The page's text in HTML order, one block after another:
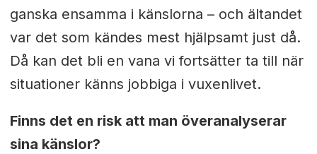
ganska ensamma i känslorna – och ältandet
var det som kändes mest hjälpsamt just då.
Då kan det bli en vana vi fortsätter ta till när
situationer känns jobbiga i vuxenlivet.
Finns det en risk att man överanalyserar
sina känslor?